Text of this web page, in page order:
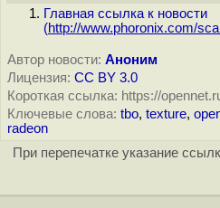
Главная ссылка к новости
(http://www.phoronix.com/
Автор новости: Аноним
Лицензия: CC BY 3.0
Короткая ссылка: https://
Ключевые слова: tbo, texture,
radeon
При перепечатке указание